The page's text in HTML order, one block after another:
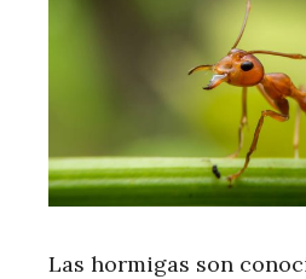
Las hormigas son